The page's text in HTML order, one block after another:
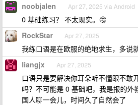
noobjalen Apr 27, 2025 via Android
0 基础练习？ 不太现实。🤔
RockStar Apr 27, 2025
我练口语是在欧服的绝地求生，多说
liangjx Apr 27, 2025
口语只是要解决你耳朵听不懂跟不敢
吗？不可能是 0 基础吧，我是报的外
国人聊一会儿，时间久了自然会了